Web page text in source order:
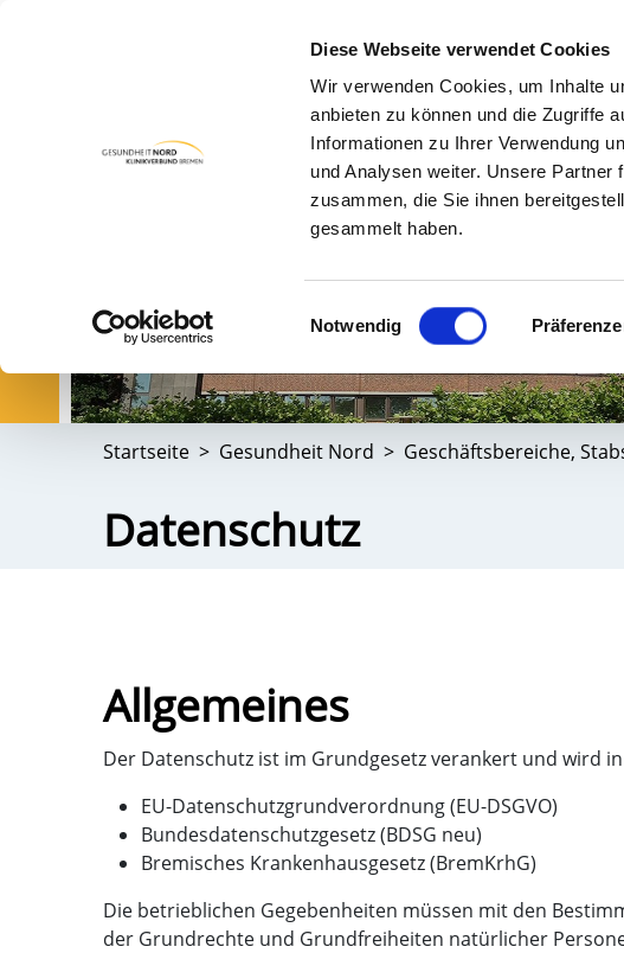
Diese Webseite verwendet Cookies
Wir verwenden Cookies, um Inhalte
anbieten zu können und die Zugriffe
Informationen zu Ihrer Verwendung
und Analysen weiter. Unsere
zusammen, die Sie ihnen
gesammelt haben.
Einwilligungsauswahl
Notwendig
PATIENT &
Startseite Gesundheit Nord Geschäftsbereiche,
Datenschutz
Allgemeines
Der Datenschutz ist im Grundgesetz verankert und wird
EU-Datenschutzgrundverordnung (EU-DSGVO)
Bundesdatenschutzgesetz (BDSG neu)
Bremisches Krankenhausgesetz (BremKrhG)
Die betrieblichen Gegebenheiten müssen mit den
der Grundrechte und Grundfreiheiten natürlicher